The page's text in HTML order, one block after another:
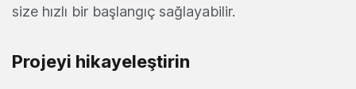
size hızlı bir başlangıç sağlayabilir.
Projeyi hikayeleştirin